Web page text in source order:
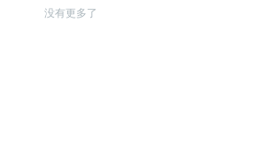
没有更多了